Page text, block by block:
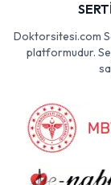
Doktorsitesi.com
platformudur.